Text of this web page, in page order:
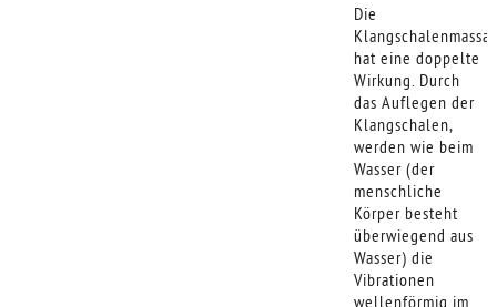
Die
hat eine doppelte
Wirkung. Durch
das Auflegen der
Klangschalen,
werden wie beim
Wasser (der
menschliche
Körper besteht
überwiegend aus
Wasser) die
Vibrationen
wellenförmig im